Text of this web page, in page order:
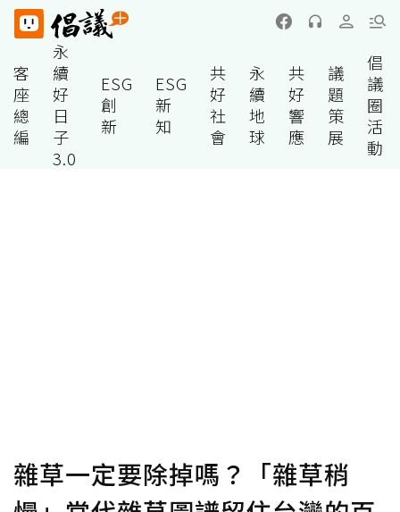
客
座
總
編
永
續
好
日
子
3.0
ESG
創
新
ESG
新
知
共
好
社
會
永
續
地
球
共
好
響
應
議
題
策
展
倡
議
圈
活
動
雜草一定要除掉嗎？「雜草稍